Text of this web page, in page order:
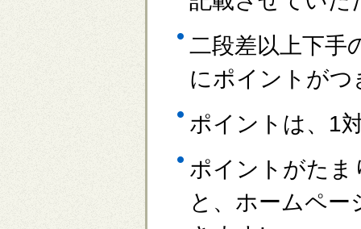
二段差以上下手
にポイントがつ
ポイントは、1
ポイントがたま
と、ホームペ